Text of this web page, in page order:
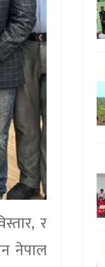
र
नेपाल